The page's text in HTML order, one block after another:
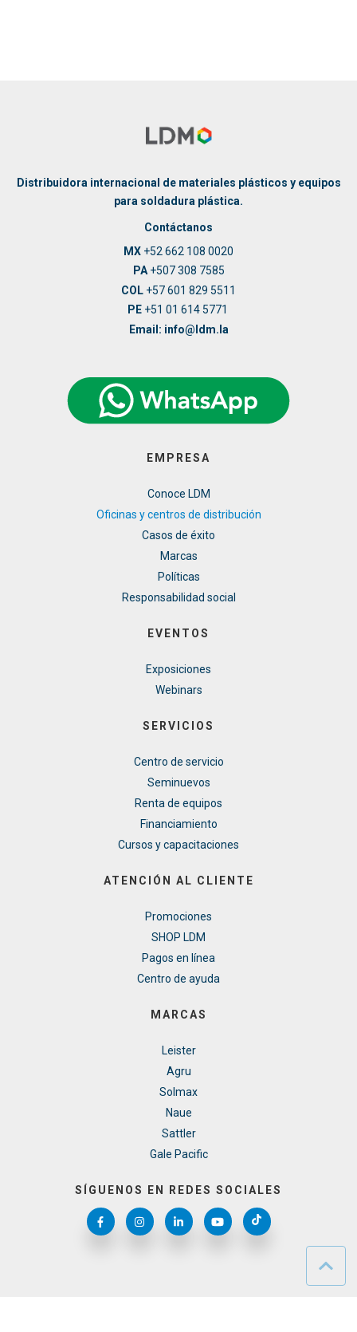
Distribuidora internacional de materiales plásticos y equipos
para soldadura plástica.
Contáctanos
MX +52 662 108 0020
PA+507 308 7585
COL +57 601 829 5511
PE +51 01 614 5771
Email: info@ldm.la
EMPRESA
Conoce LDM
Oficinas y centros de distribución
Casos de éxito
Marcas
Políticas
Responsabilidad social
EVENTOS
Exposiciones
Webinars
SERVICIOS
Centro de servicio
Seminuevos
Renta de equipos
Financiamiento
Cursos y capacitaciones
ATENCIÓN AL CLIENTE
Promociones
SHOP LDM
Pagos en línea
Centro de ayuda
MARCAS
Leister
Agru
Solmax
Naue
Sattler
Gale Pacific
SÍGUENOS EN REDES SOCIALES